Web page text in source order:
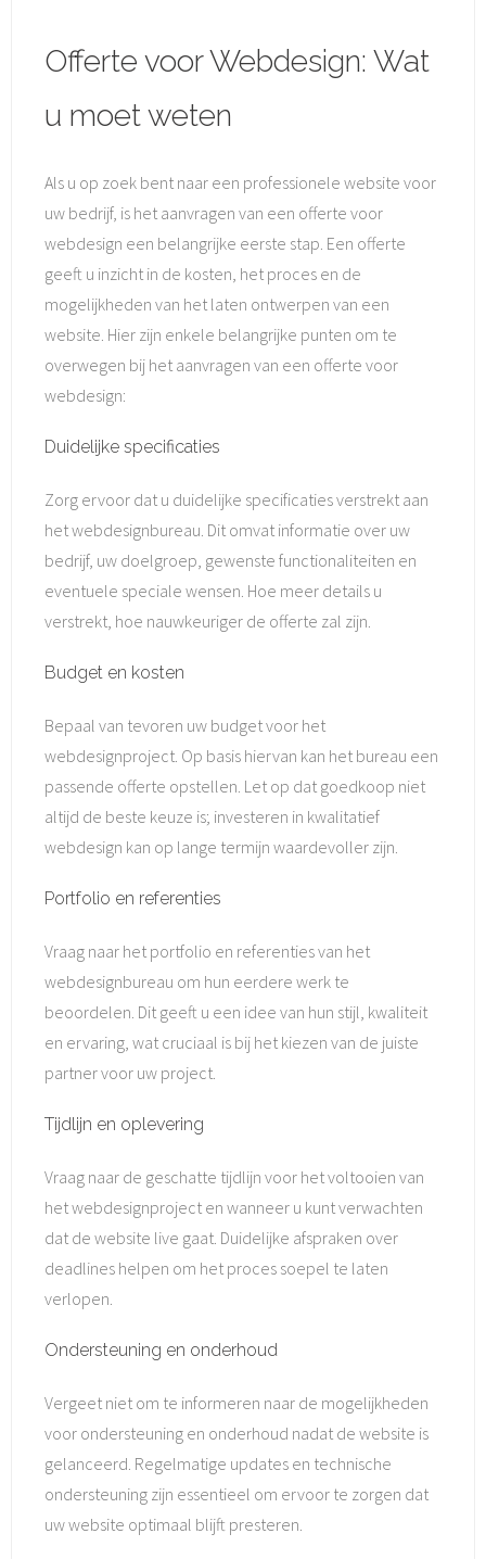
Offerte voor Webdesign: Wat
u moet weten
Als u op zoek bent naar een professionele website voor
uw bedrijf, is het aanvragen van een offerte voor
webdesign een belangrijke eerste stap. Een offerte
geeft u inzicht in de kosten, het proces en de
mogelijkheden van het laten ontwerpen van een
website. Hier zijn enkele belangrijke punten om te
overwegen bij het aanvragen van een offerte voor
webdesign:
Duidelijke specificaties
Zorg ervoor dat u duidelijke specificaties verstrekt aan
het webdesignbureau. Dit omvat informatie over uw
bedrijf, uw doelgroep, gewenste functionaliteiten en
eventuele speciale wensen. Hoe meer details u
verstrekt, hoe nauwkeuriger de offerte zal zijn.
Budget en kosten
Bepaal van tevoren uw budget voor het
webdesignproject. Op basis hiervan kan het bureau een
passende offerte opstellen. Let op dat goedkoop niet
altijd de beste keuze is; investeren in kwalitatief
webdesign kan op lange termijn waardevoller zijn.
Portfolio en referenties
Vraag naar het portfolio en referenties van het
webdesignbureau om hun eerdere werk te
beoordelen. Dit geeft u een idee van hun stijl, kwaliteit
en ervaring, wat cruciaal is bij het kiezen van de juiste
partner voor uw project.
Tijdlijn en oplevering
Vraag naar de geschatte tijdlijn voor het voltooien van
het webdesignproject en wanneer u kunt verwachten
dat de website live gaat. Duidelijke afspraken over
deadlines helpen om het proces soepel te laten
verlopen.
Ondersteuning en onderhoud
Vergeet niet om te informeren naar de mogelijkheden
voor ondersteuning en onderhoud nadat de website is
gelanceerd. Regelmatige updates en technische
ondersteuning zijn essentieel om ervoor te zorgen dat
uw website optimaal blijft presteren.